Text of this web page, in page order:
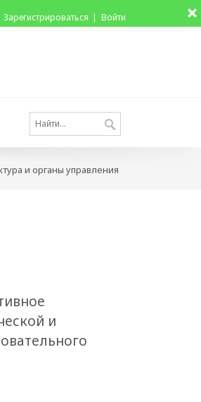
Зарегистрироваться Войти
и органы управления
и